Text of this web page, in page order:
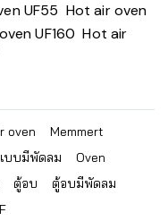
UF55 Hot air oven
UF160 Hot air
oven
Memmert
บบมีพัดลม
Oven
ตู้อบ
ตู้อบมีพัดลม